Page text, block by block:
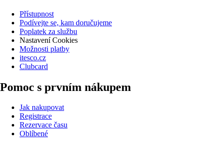
Přístupnost
Podívejte se, kam doručujeme
Poplatek za službu
Nastavení Cookies
Možnosti platby
itesco.cz
Clubcard
Pomoc s prvním nákupem
Jak nakupovat
Registrace
Rezervace času
Oblíbené